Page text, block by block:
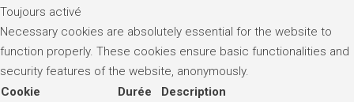
Toujours activé
Necessary cookies are absolutely essential for the website to
function properly. These cookies ensure basic functionalities and
security features of the website, anonymously.
Cookie
Durée Description